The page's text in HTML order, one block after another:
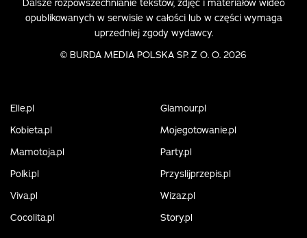
Dalsze rozpowszechnianie tekstów, zdjęć i materiałów wideo
opublikowanych w serwisie w całości lub w części wymaga
uprzedniej zgody wydawcy.
© BURDA MEDIA POLSKA SP. Z O. O. 2026
Elle.pl
Glamour.pl
Kobieta.pl
Mojegotowanie.pl
Mamotoja.pl
Party.pl
Polki.pl
Przyslijprzepis.pl
Viva.pl
Wizaz.pl
Cocolita.pl
Story.pl